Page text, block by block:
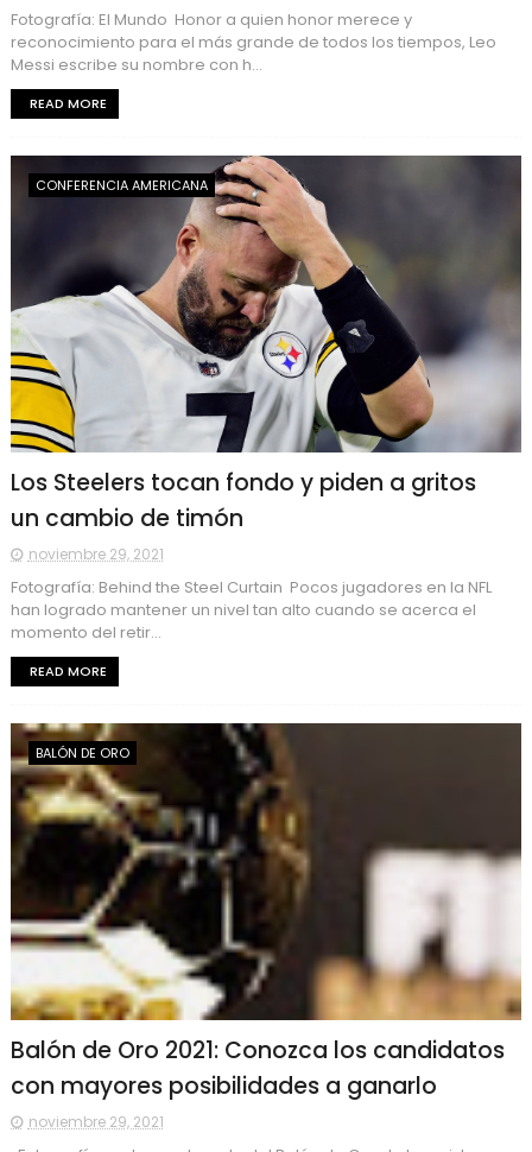
Fotografía: El Mundo Honor a quien honor merece y
reconocimiento para el más grande de todos los tiempos, Leo
Messi escribe su nombre con h...
READ MORE
CONFERENCIA AMERICANA
Los Steelers tocan fondo y piden a gritos
un cambio de timón
noviembre 29, 2021
Fotografía: Behind the Steel Curtain Pocos jugadores en la NFL
han logrado mantener un nivel tan alto cuando se acerca el
momento del retir...
READ MORE
BALÓN DE ORO
Balón de Oro 2021: Conozca los candidatos
con mayores posibilidades a ganarlo
noviembre 29, 2021